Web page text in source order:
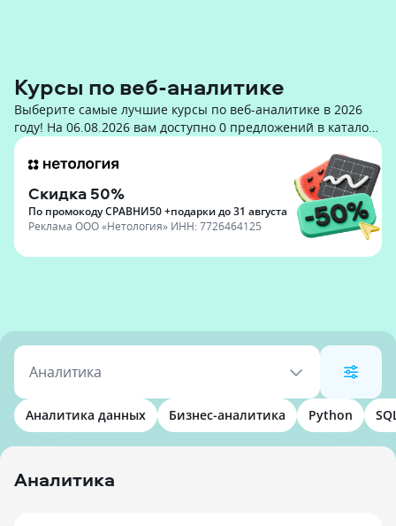
Курсы по веб-аналитике
Выберите самые лучшие курсы по веб-аналитике в 2026
году! На 06.08.2026 вам доступно 0 предложений в каталоге
Скидка 50%
По промокоду СРАВНИ50 +подарки до 31 августа
Реклама ООО «Нетология» ИНН:7726464125
Аналитика
Аналитика данных Бизнес-аналитика Python
Аналитика